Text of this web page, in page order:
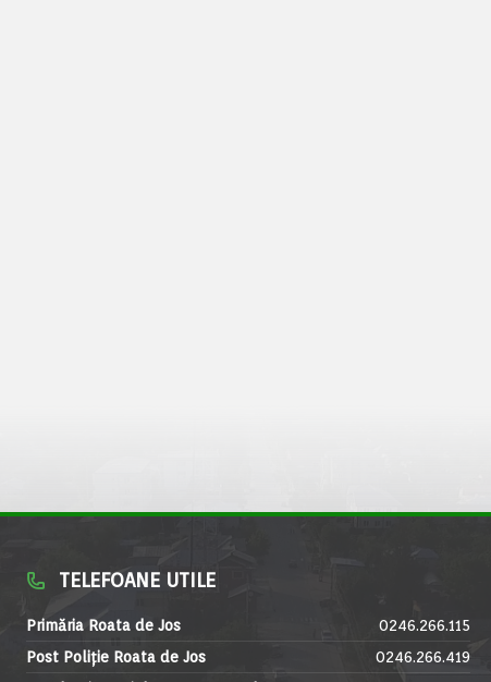
TELEFOANE UTILE
Primăria Roata de Jos
0246.266.115
Post Poliție Roata de Jos
0246.266.419